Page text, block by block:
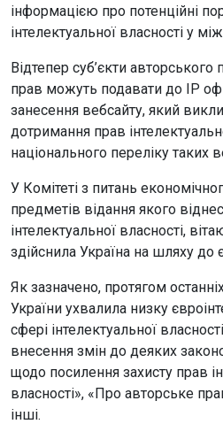
інформацією про потенційні
інтелектуальної власності у
Відтепер суб’єкти
прав можуть подавати до ІР
занесення вебсайту, який
дотримання прав
національного переліку таких
У Комітеті з питань
предметів відання якого
інтелектуальної власності,
здійснила Україна на шляху до
Як зазначено, протягом
України ухвалила низку
сфері інтелектуальної
внесення змін до деяких
щодо посилення захисту прав
власності», «Про авторське
інші.